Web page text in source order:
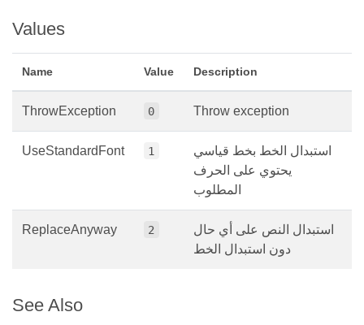
Values
Name Value Description
ThrowException 0 Throw exception
UseStandardFont 1
استبدال الخط بخط قياسي
يحتوي على الحرف
المطلوب
ReplaceAnyway 2
استبدال النص على أي حال
دون استبدال الخط
See Also